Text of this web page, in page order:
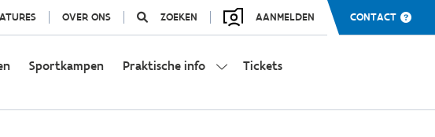
OVER ONS ZOEKEN AANMELDEN CONTACT
Sportkampen Praktische info Tickets